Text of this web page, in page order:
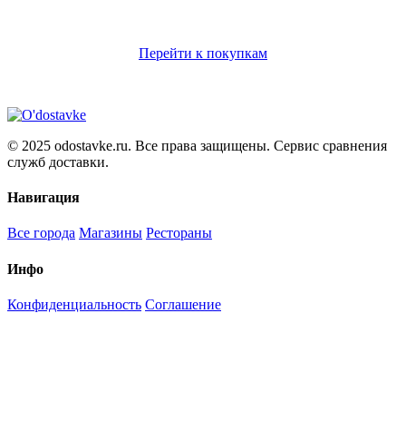
Перейти к покупкам
© 2025 odostavke.ru. Все права защищены. Сервис сравнения
служб доставки.
Навигация
Все города Магазины Рестораны
Инфо
Конфиденциальность Соглашение